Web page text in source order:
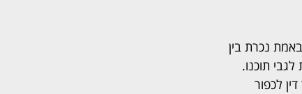
נכרת בין
תוכנו.
דין לכפור